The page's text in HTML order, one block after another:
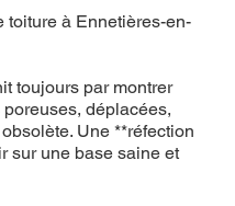
toiture à Ennetières-en-
toujours par montrer
déplacées,
Une **réfection
sur une base saine et